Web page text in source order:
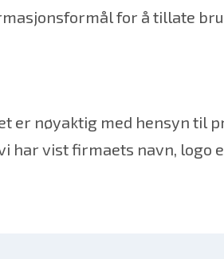
for å tillate
er nøyaktig med hensyn til
har vist firmaets navn, logo